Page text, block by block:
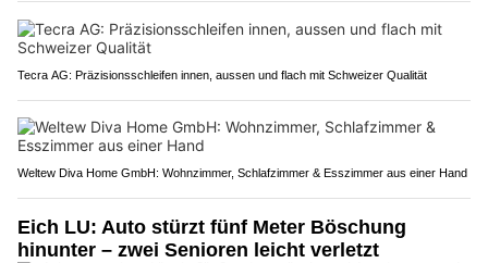
Tecra AG: Präzisionsschleifen innen, aussen und flach mit Schweizer Qualität
Weltew Diva Home GmbH: Wohnzimmer, Schlafzimmer & Esszimmer aus einer Hand
Eich LU: Auto stürzt fünf Meter Böschung
hinunter – zwei Senioren leicht verletzt